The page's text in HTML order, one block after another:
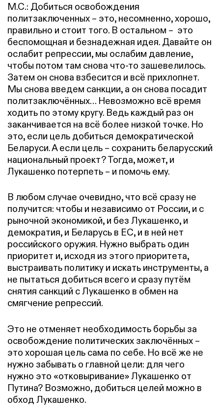
М.С.: Добиться освобождения
политзаключенных – это, несомненно, хорошо,
правильно и стоит того. В остальном – это
беспомощная и безнадежная идея. Давайте он
ослабит репрессии, мы ослабим давление,
чтобы потом там снова что-то зашевелилось.
Затем он снова взбесится и всё прихлопнет.
Мы снова введем санкции, а он снова посадит
политзаключённых… Невозможно всё время
ходить по этому кругу. Ведь каждый раз он
заканчивается на всё более низкой точке. Но
это, если цель добиться демократической
Беларуси. А если цель – сохранить беларусский
национальный проект? Тогда, может, и
Лукашенко потерпеть – и помочь ему.
В любом случае очевидно, что всё сразу не
получится: чтобы и независимо от России, и с
рыночной экономикой, и без Лукашенко, и
демократия, и Беларусь в ЕС, и в ней нет
российского оружия. Нужно выбрать один
приоритет и, исходя из этого приоритета,
выстраивать политику и искать инструменты, а
не пытаться добиться всего и сразу путём
снятия санкций с Лукашенко в обмен на
смягчение репрессий.
Это не отменяет необходимость борьбы за
освобождение политических заключённых –
это хорошая цель сама по себе. Но всё же не
нужно забывать о главной цели: для чего
нужно это «отковыривание» Лукашенко от
Путина? Возможно, добиться целей можно в
обход Лукашенко.